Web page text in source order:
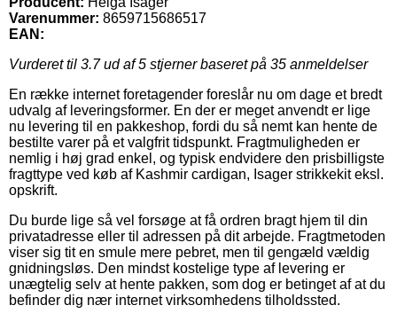
Varenummer: 8659715686517
EAN:
Vurderet til 3.7ud af 5 stjerner baseret på 35 anmeldelser
En række internet foretagender foreslår nu om dage et bredt
udvalg af leveringsformer. En der er meget anvendt er lige
nu levering til en pakkeshop, fordi du så nemt kan hente de
bestilte varer på et valgfrit tidspunkt. Fragtmuligheden er
nemlig i høj grad enkel, og typisk endvidere den prisbilligste
fragttype ved køb af Kashmir cardigan, Isager strikkekit eksl.
opskrift.
Du burde lige så vel forsøge at få ordren bragt hjem til din
privatadresse eller til adressen på dit arbejde. Fragtmetoden
viser sig tit en smule mere pebret, men til gengæld vældig
gnidningsløs. Den mindst kostelige type af levering er
unægtelig selv at hente pakken, som dog er betinget af at du
befinder dig nær internet virksomhedens tilholdssted.